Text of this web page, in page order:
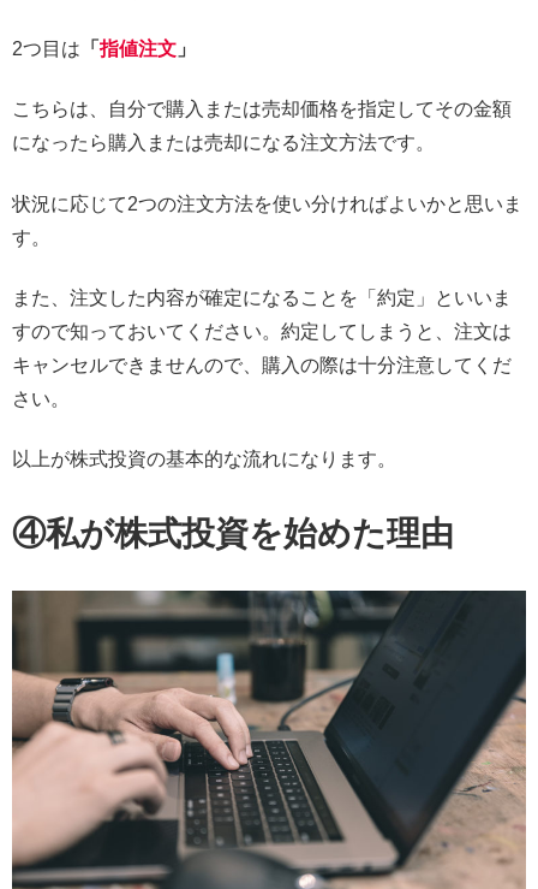
2つ目は 「指値注文 」
こちらは、自分で購入または売却価格を指定してその金額
になったら購入または売却になる注文方法です。
状況に応じて2つの注文方法を使い分ければよいかと思いま
す。
また、注文した内容が確定になることを「約定」といいま
すので知っておいてください。約定してしまうと、注文は
キャンセルできませんので、購入の際は十分注意してくだ
さい。
以上が株式投資の基本的な流れになります。
④私が株式投資を始めた理由